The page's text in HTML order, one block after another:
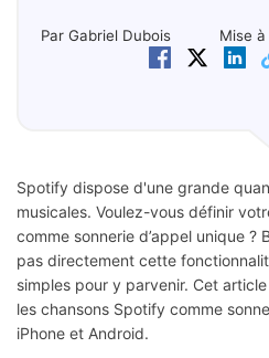
Télécharger
Par Gabriel Dubois
Mise
Spotify dispose d'une grande
musicales. Voulez-vous définir
comme sonnerie d’appel unique
pas directement cette
simples pour y parvenir. Cet
les chansons Spotify comme
iPhone et Android.